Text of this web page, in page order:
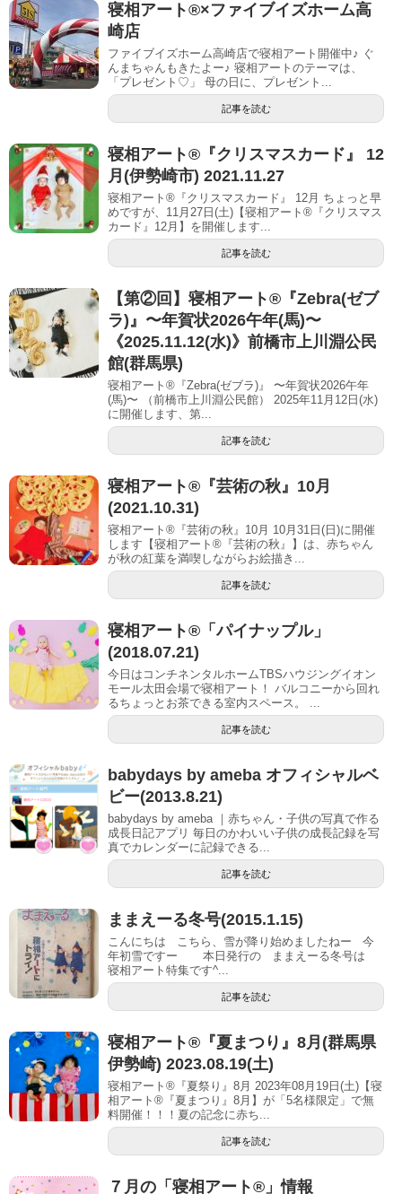
寝相アート®︎×ファイブイズホーム高
崎店
ファイブイズホーム高崎店で寝相アート開催中♪ ぐ
んまちゃんもきたよー♪ 寝相アートのテーマは、
「プレゼント♡」 母の日に、プレゼント...
記事を読む
寝相アート®︎『クリスマスカード』 12
月(伊勢崎市) 2021.11.27
寝相アート®『クリスマスカード』 12月 ちょっと早
めですが、11月27日(土)【寝相アート®︎『クリスマス
カード』12月】を開催します...
記事を読む
【第②回】寝相アート®︎『Zebra(ゼブ
ラ)』〜年賀状2026午年(馬)〜
《2025.11.12(水)》前橋市上川淵公民
館(群馬県)
寝相アート®『Zebra(ゼブラ)』 〜年賀状2026午年
(馬)〜 （前橋市上川淵公民館） 2025年11月12日(水)
に開催します、第...
記事を読む
寝相アート®︎『芸術の秋』10月
(2021.10.31)
寝相アート®『芸術の秋』10月 10月31日(日)に開催
します【寝相アート®︎『芸術の秋』】は、赤ちゃん
が秋の紅葉を満喫しながらお絵描き...
記事を読む
寝相アート®︎「パイナップル」
(2018.07.21)
今日はコンチネンタルホームTBSハウジングイオン
モール太田会場で寝相アート！ バルコニーから回れ
るちょっとお茶できる室内スペース。 ...
記事を読む
babydays by ameba オフィシャルベ
ビー(2013.8.21)
babydays by ameba ｜赤ちゃん・子供の写真で作る
成長日記アプリ 毎日のかわいい子供の成長記録を写
真でカレンダーに記録できる...
記事を読む
ままえーる冬号(2015.1.15)
こんにちは こちら、雪が降り始めましたねー 今
年初雪ですー 本日発行の ままえーる冬号は
寝相アート特集です^...
記事を読む
寝相アート®︎『夏まつり』8月(群馬県
伊勢崎) 2023.08.19(土)
寝相アート®『夏祭り』8月 2023年08月19日(土)【寝
相アート®︎『夏まつり』8月】が「5名様限定」で無
料開催！！！夏の記念に赤ち...
記事を読む
７月の「寝相アート®」情報